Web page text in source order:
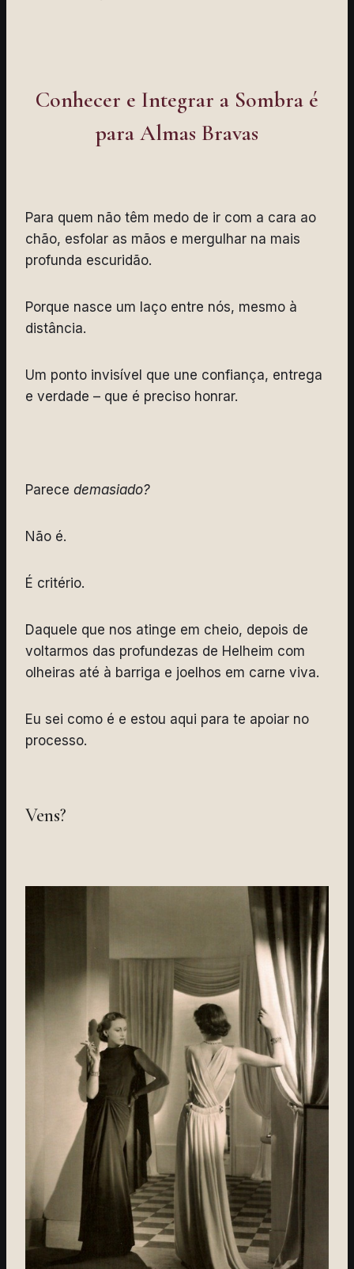
Conhecer e Integrar a Sombra é
para Almas Bravas
Para quem não têm medo de ir com a cara ao
chão, esfolar as mãos e mergulhar na mais
profunda escuridão.
Porque nasce um laço entre nós, mesmo à
distância.
Um ponto invisível que une confiança, entrega
e verdade – que é preciso honrar.
Parece demasiado?
Não é.
É critério.
Daquele que nos atinge em cheio, depois de
voltarmos das profundezas de Helheim com
olheiras até à barriga e joelhos em carne viva.
Eu sei como é e estou aqui para te apoiar no
processo.
Vens?